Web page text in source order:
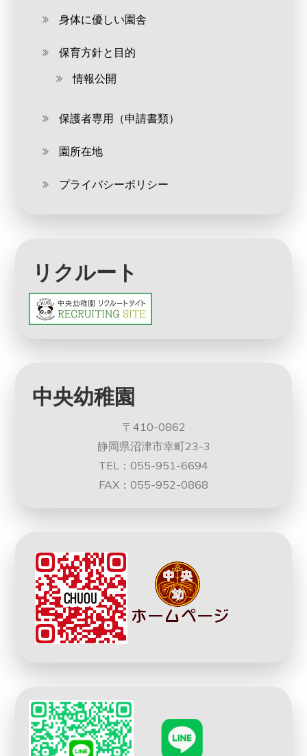
身体に優しい園舎
保育方針と目的
情報公開
保護者専用（申請書類）
園所在地
プライバシーポリシー
リクルート
中央幼稚園
〒410-0862
静岡県沼津市幸町23-3
TEL：055-951-6694
FAX：055-952-0868